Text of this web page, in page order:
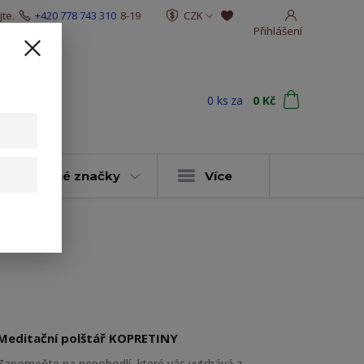
CZK
Přihlášení
+420 778 743 310 8-19
0 ks za 0 Kč
vybrané značky Více
polštář KOPRETINY